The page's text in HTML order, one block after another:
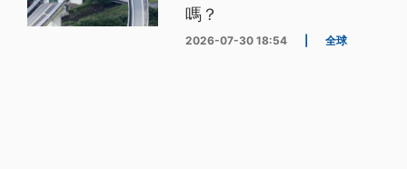
嗎？
2026-07-30 18:54 全球